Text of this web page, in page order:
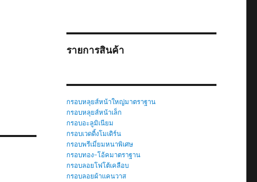
รายการสินค้า
กรอบหลุยส์หน้าใหญ่มาตราฐาน
กรอบหลุยส์หน้าเล็ก
กรอบอะลูมิเนียม
กรอบเวดดิ้งโมเดิร์น
กรอบพรีเมี่ยมหนาพิเศษ
กรอบทอง-โอ้คมาตราฐาน
กรอบลอยโฟโต้เคลือบ
กรอบลอยผ้าแคนวาส